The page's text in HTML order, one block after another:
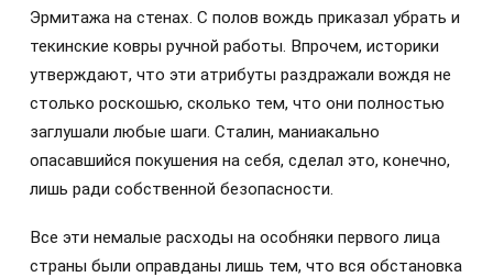
Эрмитажа на стенах. С полов вождь приказал убрать и
текинские ковры ручной работы. Впрочем, историки
утверждают, что эти атрибуты раздражали вождя не
столько роскошью, сколько тем, что они полностью
заглушали любые шаги. Сталин, маниакально
опасавшийся покушения на себя, сделал это, конечно,
лишь ради собственной безопасности.
Все эти немалые расходы на особняки первого лица
страны были оправданы лишь тем, что вся обстановка